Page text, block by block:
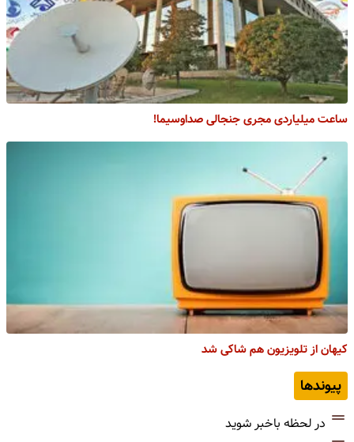
ساعت میلیاردی مجری جنجالی صداوسیما!
کیهان از تلویزیون هم شاکی شد
پیوندها
در لحظه باخبر شوید